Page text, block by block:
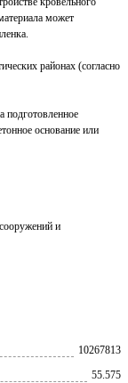
может
районах (согласно
подготовленное
основание или
и
10267813
55.575